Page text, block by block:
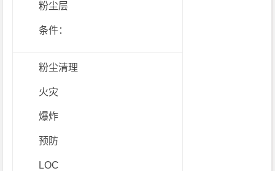
粉尘层
条件：
粉尘清理
火灾
爆炸
预防
LOC